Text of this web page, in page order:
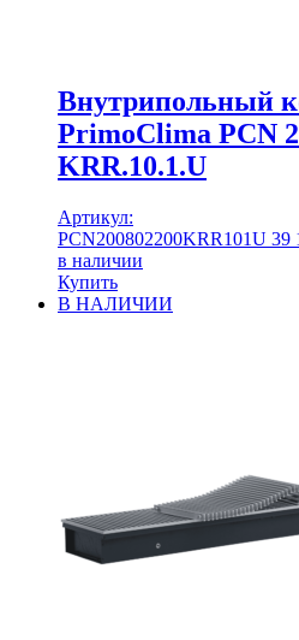
Внутрипольный
PrimoClima PCN
KRR.10.1.U
Артикул:
PCN200802200KRR101U 39
в наличии
Купить
В НАЛИЧИИ